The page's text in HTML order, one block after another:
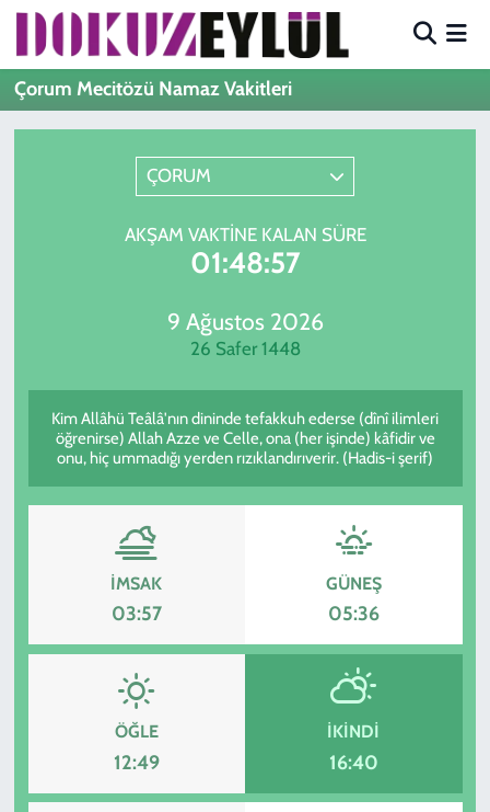
Çorum Mecitözü Namaz Vakitleri
ÇORUM
AKŞAM VAKTINE KALAN SÜRE
01:48:57
9 Ağustos 2026
26 Safer 1448
Kim Allâhü Teâlâ'nın dininde tefakkuh ederse (dînî ilimleri
öğrenirse) Allah Azze ve Celle, ona (her işinde) kâfidir ve
onu, hiç ummadığı yerden rızıklandırıverir. (Hadis-i şerif)
İMSAK
03:57
GÜNEŞ
05:36
ÖĞLE
12:49
İKINDI
16:40
Hava Durumu
Süper Lig Puan Durumu ve Fikstür
Tüm Manşetler